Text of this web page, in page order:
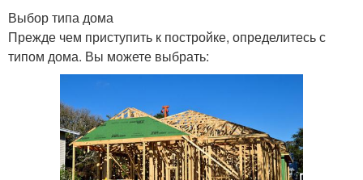
Выбор типа дома
Прежде чем приступить к постройке, определитесь с
типом дома. Вы можете выбрать: